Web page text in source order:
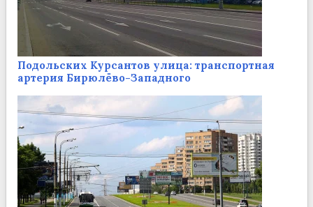
Подольских Курсантов улица: транспортная
артерия Бирюлёво-Западного